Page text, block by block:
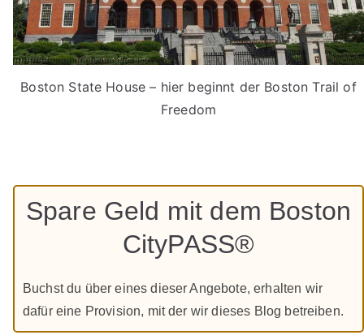
Boston State House – hier beginnt der Boston Trail of
Freedom
Spare Geld mit dem Boston
CityPASS®
Buchst du über eines dieser Angebote, erhalten wir
dafür eine Provision, mit der wir dieses Blog betreiben.